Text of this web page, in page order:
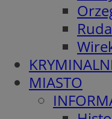
Ruda
MIASTO